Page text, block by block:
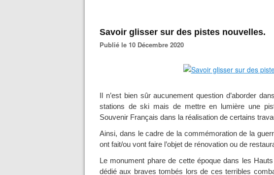
Savoir glisser sur des pistes nouvelles.
Publié le 10 Décembre 2020
Il n’est bien sûr aucunement question d’aborder
stations de ski mais de mettre en lumière une
Souvenir Français dans la réalisation de certains
Ainsi, dans le cadre de la commémoration de la
ont fait/ou vont faire l’objet de rénovation ou de
Le monument phare de cette époque dans les
dédié aux braves tombés lors de ces terribles